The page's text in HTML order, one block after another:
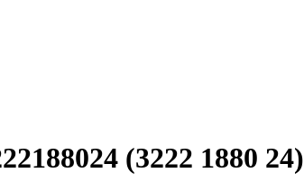
(3222 1880 24)